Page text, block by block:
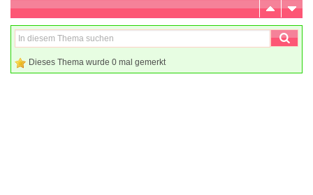
Dieses Thema wurde 0 mal gemerkt